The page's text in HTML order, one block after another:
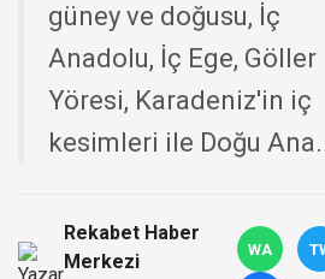
güney ve doğusu, İç
Anadolu, İç Ege, Göller
Yöresi, Karadeniz'in iç
kesimleri ile Doğu
Rekabet Haber
Merkezi
WA